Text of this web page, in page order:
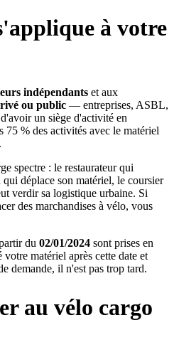
à votre
indépendants et aux
ou public — entreprises, ASBL,
un siège d'activité en
75 % des activités avec le matériel
spectre : le restaurateur qui
déplace son matériel, le coursier
verdir sa logistique urbaine. Si
des marchandises à vélo, vous
du 02/01/2024 sont prises en
matériel après cette date et
demande, il n'est pas trop tard.
au vélo cargo